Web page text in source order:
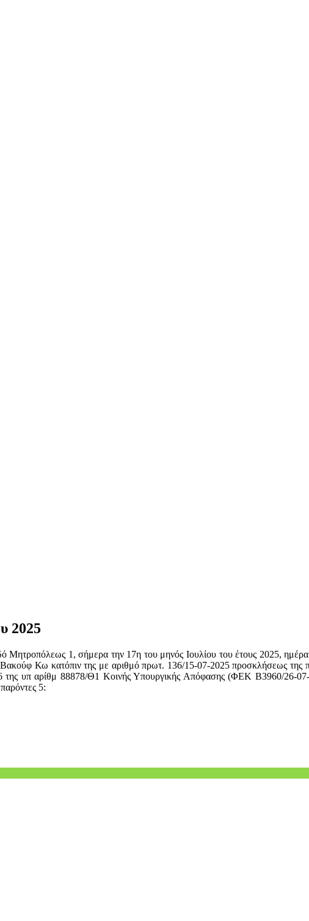
2025
1, σήμερα την 17η του μηνός Ιουλίου του έτους 2025,
Κω κατόπιν της με αριθμό πρωτ. 136/15-07-2025 προσκλήσεως της
υπ αρίθμ 88878/Θ1 Κοινής Υπουργικής Απόφασης (ΦΕΚ Β3960/26-07-
5: